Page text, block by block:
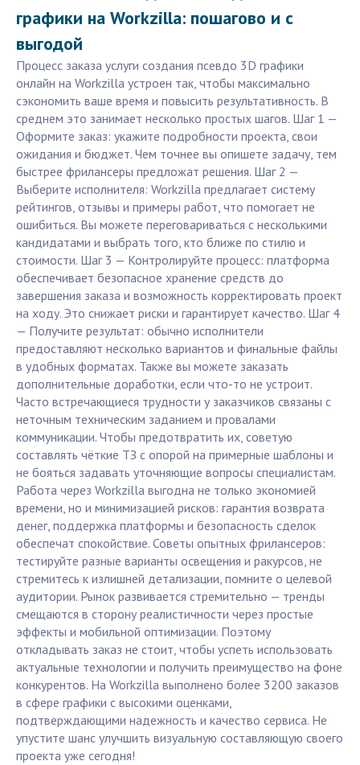
графики на Workzilla: пошагово и с
выгодой
Процесс заказа услуги создания псевдо 3D графики
онлайн на Workzilla устроен так, чтобы максимально
сэкономить ваше время и повысить результативность. В
среднем это занимает несколько простых шагов. Шаг 1 —
Оформите заказ: укажите подробности проекта, свои
ожидания и бюджет. Чем точнее вы опишете задачу, тем
быстрее фрилансеры предложат решения. Шаг 2 —
Выберите исполнителя: Workzilla предлагает систему
рейтингов, отзывы и примеры работ, что помогает не
ошибиться. Вы можете переговариваться с несколькими
кандидатами и выбрать того, кто ближе по стилю и
стоимости. Шаг 3 — Контролируйте процесс: платформа
обеспечивает безопасное хранение средств до
завершения заказа и возможность корректировать проект
на ходу. Это снижает риски и гарантирует качество. Шаг 4
— Получите результат: обычно исполнители
предоставляют несколько вариантов и финальные файлы
в удобных форматах. Также вы можете заказать
дополнительные доработки, если что-то не устроит.
Часто встречающиеся трудности у заказчиков связаны с
неточным техническим заданием и провалами
коммуникации. Чтобы предотвратить их, советую
составлять чёткие ТЗ с опорой на примерные шаблоны и
не бояться задавать уточняющие вопросы специалистам.
Работа через Workzilla выгодна не только экономией
времени, но и минимизацией рисков: гарантия возврата
денег, поддержка платформы и безопасность сделок
обеспечат спокойствие. Советы опытных фрилансеров:
тестируйте разные варианты освещения и ракурсов, не
стремитесь к излишней детализации, помните о целевой
аудитории. Рынок развивается стремительно — тренды
смещаются в сторону реалистичности через простые
эффекты и мобильной оптимизации. Поэтому
откладывать заказ не стоит, чтобы успеть использовать
актуальные технологии и получить преимущество на фоне
конкурентов. На Workzilla выполнено более 3200 заказов
в сфере графики с высокими оценками,
подтверждающими надежность и качество сервиса. Не
упустите шанс улучшить визуальную составляющую своего
проекта уже сегодня!